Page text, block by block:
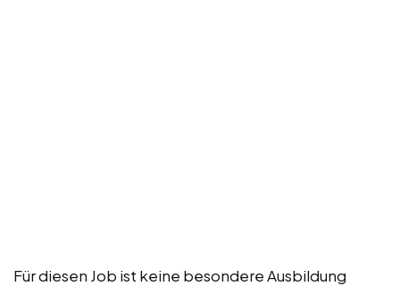
Für diesen Job ist keine besondere Ausbildung